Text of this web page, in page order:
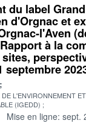
du label
d'Orgnac et
l'Aven
à la
septembre
L'ENVIRONNEMENT
(IGEDD)
Mise en ligne: sept.